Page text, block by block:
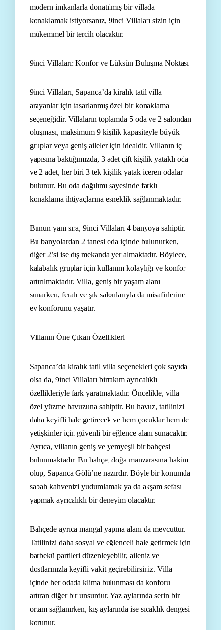
modern imkanlarla donatılmış bir villada
konaklamak istiyorsanız, 9inci Villaları sizin için
mükemmel bir tercih olacaktır.
9inci Villaları: Konfor ve Lüksün Buluşma Noktası
9inci Villaları, Sapanca’da kiralık tatil villa
arayanlar için tasarlanmış özel bir konaklama
seçeneğidir. Villaların toplamda 5 oda ve 2 salondan
oluşması, maksimum 9 kişilik kapasiteyle büyük
gruplar veya geniş aileler için idealdir. Villanın iç
yapısına baktığımızda, 3 adet çift kişilik yataklı oda
ve 2 adet, her biri 3 tek kişilik yatak içeren odalar
bulunur. Bu oda dağılımı sayesinde farklı
konaklama ihtiyaçlarına esneklik sağlanmaktadır.
Bunun yanı sıra, 9inci Villaları 4 banyoya sahiptir.
Bu banyolardan 2 tanesi oda içinde bulunurken,
diğer 2’si ise dış mekanda yer almaktadır. Böylece,
kalabalık gruplar için kullanım kolaylığı ve konfor
artırılmaktadır. Villa, geniş bir yaşam alanı
sunarken, ferah ve şık salonlarıyla da misafirlerine
ev konforunu yaşatır.
Villanın Öne Çıkan Özellikleri
Sapanca’da kiralık tatil villa seçenekleri çok sayıda
olsa da, 9inci Villaları birtakım ayrıcalıklı
özellikleriyle fark yaratmaktadır. Öncelikle, villa
özel yüzme havuzuna sahiptir. Bu havuz, tatilinizi
daha keyifli hale getirecek ve hem çocuklar hem de
yetişkinler için güvenli bir eğlence alanı sunacaktır.
Ayrıca, villanın geniş ve yemyeşil bir bahçesi
bulunmaktadır. Bu bahçe, doğa manzarasına hakim
olup, Sapanca Gölü’ne nazırdır. Böyle bir konumda
sabah kahvenizi yudumlamak ya da akşam sefası
yapmak ayrıcalıklı bir deneyim olacaktır.
Bahçede ayrıca mangal yapma alanı da mevcuttur.
Tatilinizi daha sosyal ve eğlenceli hale getirmek için
barbekü partileri düzenleyebilir, aileniz ve
dostlarınızla keyifli vakit geçirebilirsiniz. Villa
içinde her odada klima bulunması da konforu
artıran diğer bir unsurdur. Yaz aylarında serin bir
ortam sağlanırken, kış aylarında ise sıcaklık dengesi
korunur.